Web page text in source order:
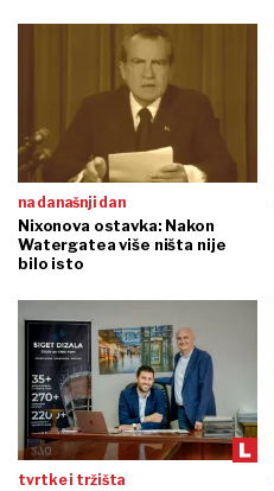
na današnji dan
Nixonova ostavka: Nakon
Watergatea više ništa nije
bilo isto
tvrtke i tržišta